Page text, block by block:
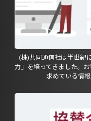
(株)共同通信社は半世紀
力」を培ってきました。
求めている情